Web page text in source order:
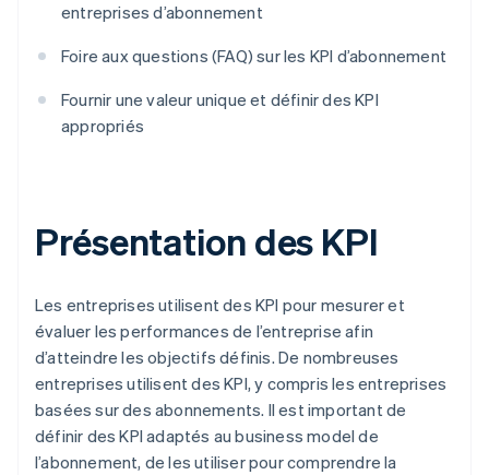
entreprises d’abonnement
Foire aux questions (FAQ) sur les KPI d’abonnement
Fournir une valeur unique et définir des KPI
appropriés
Présentation des KPI
Les entreprises utilisent des KPI pour mesurer et
évaluer les performances de l’entreprise afin
d’atteindre les objectifs définis. De nombreuses
entreprises utilisent des KPI, y compris les entreprises
basées sur des abonnements. Il est important de
définir des KPI adaptés au business model de
l’abonnement, de les utiliser pour comprendre la